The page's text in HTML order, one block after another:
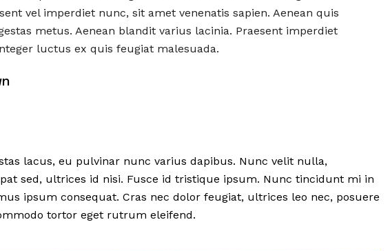
vel imperdiet nunc, sit amet venenatis sapien. Aenean quis
metus. Aenean blandit varius lacinia. Praesent imperdiet
luctus ex quis feugiat malesuada.
lacus, eu pulvinar nunc varius dapibus. Nunc velit nulla,
sed, ultrices id nisi. Fusce id tristique ipsum. Nunc tincidunt mi in
ipsum consequat. Cras nec dolor feugiat, ultrices leo nec, posuere
tortor eget rutrum eleifend.